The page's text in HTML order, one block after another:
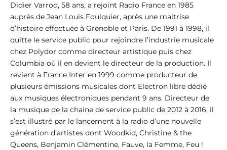
Didier Varrod, 58 ans, a rejoint Radio France en 1985
auprès de Jean Louis Foulquier, après une maitrise
d’histoire effectuée à Grenoble et Paris. De 1991 à 1998, il
quitte le service public pour rejoindre l’industrie musicale
chez Polydor comme directeur artistique puis chez
Columbia où il en devient le directeur de la production. Il
revient à France Inter en 1999 comme producteur de
plusieurs émissions musicales dont Electron libre dédié
aux musiques électroniques pendant 9 ans. Directeur de
la musique de la chaine de service public de 2012 à 2016, il
s’est illustré par le lancement à la radio d’une nouvelle
génération d’artistes dont Woodkid, Christine & the
Queens, Benjamin Clémentine, Fauve, la Femme, Feu !